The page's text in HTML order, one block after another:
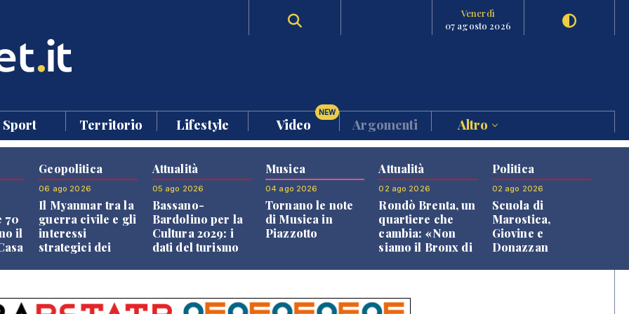
Venerdì
07 agosto 2026
Sport Territorio Lifestyle Video
NEW
Argomenti Altro
70
il
Geopolitica
06 ago 2026
Il Myanmar tra la
guerra civile e gli
interessi
strategici dei
Attualità
05 ago 2026
Bassano-
Bardolino per la
Cultura 2029: i
dati del turismo
Musica
04 ago 2026
Tornano le note
di Musica in
Piazzotto
Attualità
02 ago 2026
Rondò Brenta, un
quartiere che
cambia: «Non
siamo il Bronx di
Politica
02 ago 2026
Scuola di
Marostica,
Giovine e
Donazzan